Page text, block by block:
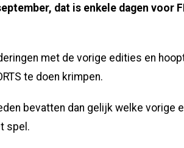
dat is enkele dagen voor
met de vorige edities en
te doen krimpen.
bevatten dan gelijk welke vorige
spel.